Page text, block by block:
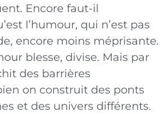
Encore faut-il
l’humour, qui n’est pas
encore moins méprisante.
blesse, divise. Mais par
des barrières
on construit des ponts
et des univers différents.